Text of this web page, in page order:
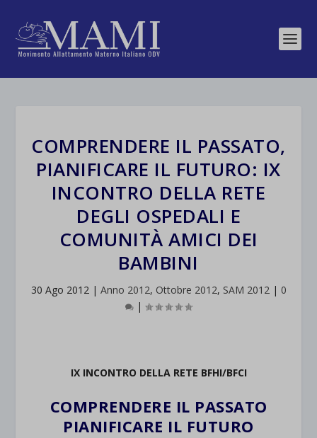
COMPRENDERE IL PASSATO,
PIANIFICARE IL FUTURO: IX
INCONTRO DELLA RETE
DEGLI OSPEDALI E
COMUNITÀ AMICI DEI
BAMBINI
30 Ago 2012| Anno 2012, Ottobre 2012, SAM 2012| 0
|
IX INCONTRO DELLA RETE BFHI/BFCI
COMPRENDERE IL PASSATO
PIANIFICARE IL FUTURO